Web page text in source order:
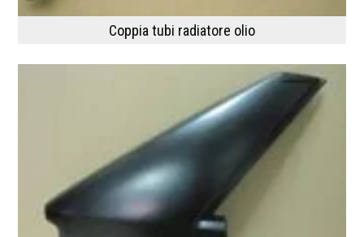
Coppia tubi radiatore olio